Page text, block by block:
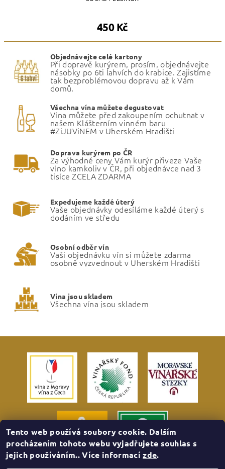
450 Kč
Objednávejte celé kartony
Při dopravě kurýrem, prosím, objednávejte
násobky po 6ti lahvích do krabice. Zajistíme
tak bezproblémovou dopravu až k Vám
domů.
Všechna vína můžete degustovat
Vína můžete před zakoupením ochutnat v
našem Klášterním vinném baru
#ZiJUViNEM v Uherském Hradišti
Doprava kurýrem po ČR
Za výhodné ceny Vám kurýr přiveze Vaše
víno kamkoliv v ČR, při objednávce nad 3
tisíce ZCELA ZDARMA
Expedujeme každé úterý
Vaše objednávky odesíláme každé úterý s
dodáním ve středu
Osobní odběr vín
Vaši objednávku vín si můžete zdarma
osobně vyzvednout v Uherském Hradišti
Vína jsou skladem
Všechna vína jsou skladem
Tento web používá soubory cookie. Dalším
procházením tohoto webu vyjadřujete souhlas s
jejich používáním.. Více informacízde.